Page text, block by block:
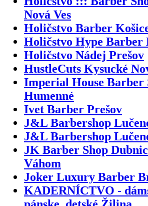
Nová Ves
Holičstvo Barber
Holičstvo Hype Barber
Holičstvo Nádej Prešov
HustleCuts Kysucké
Imperial House Barber
Humenné
Ivet Barber Prešov
J&L Barbershop
J&L Barbershop
JK Barber Shop
Váhom
Joker Luxury Barber
KADERNÍCTVO -